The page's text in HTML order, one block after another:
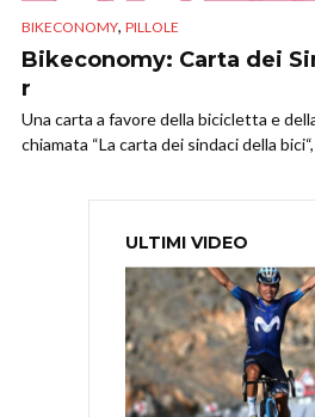
BIKECONOMY, PILLOLE
Bikeconomy: Carta dei
r
Una carta a favore della bicicletta e
chiamata “La carta dei sindaci della
ULTIMI VIDEO